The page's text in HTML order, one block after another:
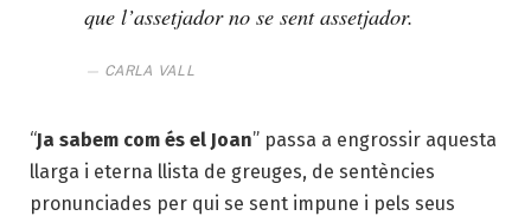
que l’assetjador no se sent assetjador.
CARLA VALL
“Ja sabem com és el Joan” passa a engrossir aquesta
llarga i eterna llista de greuges, de sentències
pronunciades per qui se sent impune i pels seus